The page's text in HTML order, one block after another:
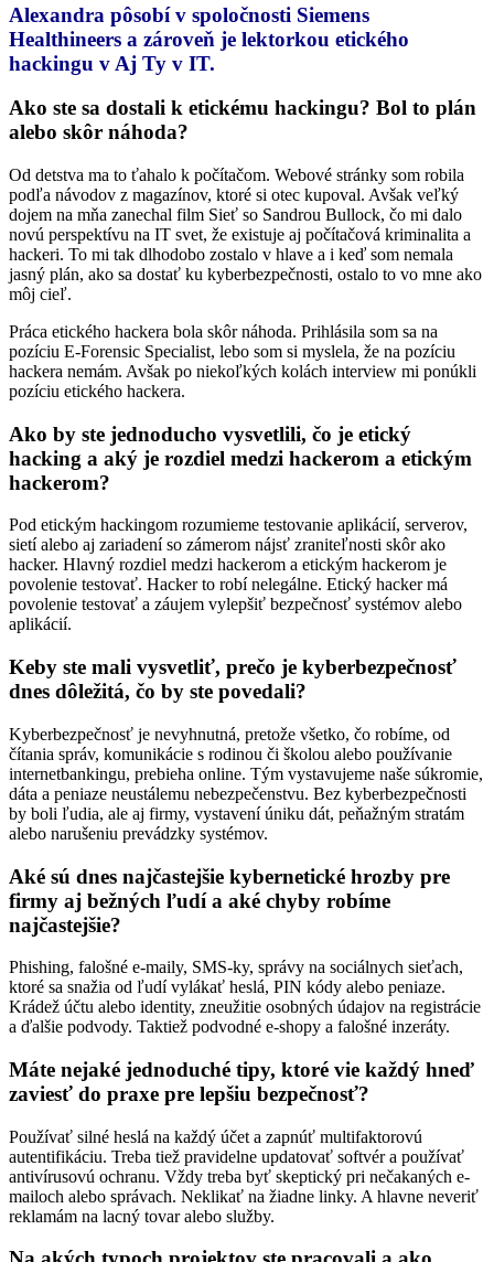
Alexandra pôsobí v spoločnosti Siemens
Healthineers a zároveň je lektorkou etického
hackingu v Aj Ty v IT.
Ako ste sa dostali k etickému hackingu? Bol to plán
alebo skôr náhoda?
Od detstva ma to ťahalo k počítačom. Webové stránky som robila
podľa návodov z magazínov, ktoré si otec kupoval. Avšak veľký
dojem na mňa zanechal film Sieť so Sandrou Bullock, čo mi dalo
novú perspektívu na IT svet, že existuje aj počítačová kriminalita a
hackeri. To mi tak dlhodobo zostalo v hlave a i keď som nemala
jasný plán, ako sa dostať ku kyberbezpečnosti, ostalo to vo mne ako
môj cieľ.
Práca etického hackera bola skôr náhoda. Prihlásila som sa na
pozíciu E-Forensic Specialist, lebo som si myslela, že na pozíciu
hackera nemám. Avšak po niekoľkých kolách interview mi ponúkli
pozíciu etického hackera.
Ako by ste jednoducho vysvetlili, čo je etický
hacking a aký je rozdiel medzi hackerom a etickým
hackerom?
Pod etickým hackingom rozumieme testovanie aplikácií, serverov,
sietí alebo aj zariadení so zámerom nájsť zraniteľnosti skôr ako
hacker. Hlavný rozdiel medzi hackerom a etickým hackerom je
povolenie testovať. Hacker to robí nelegálne. Etický hacker má
povolenie testovať a záujem vylepšiť bezpečnosť systémov alebo
aplikácií.
Keby ste mali vysvetliť, prečo je kyberbezpečnosť
dnes dôležitá, čo by ste povedali?
Kyberbezpečnosť je nevyhnutná, pretože všetko, čo robíme, od
čítania správ, komunikácie s rodinou či školou alebo používanie
internetbankingu, prebieha online. Tým vystavujeme naše súkromie,
dáta a peniaze neustálemu nebezpečenstvu. Bez kyberbezpečnosti
by boli ľudia, ale aj firmy, vystavení úniku dát, peňažným stratám
alebo narušeniu prevádzky systémov.
Aké sú dnes najčastejšie kybernetické hrozby pre
firmy aj bežných ľudí a aké chyby robíme
najčastejšie?
Phishing, falošné e-maily, SMS-ky, správy na sociálnych sieťach,
ktoré sa snažia od ľudí vylákať heslá, PIN kódy alebo peniaze.
Krádež účtu alebo identity, zneužitie osobných údajov na registrácie
a ďalšie podvody. Taktiež podvodné e-shopy a falošné inzeráty.
Máte nejaké jednoduché tipy, ktoré vie každý hneď
zaviesť do praxe pre lepšiu bezpečnosť?
Používať silné heslá na každý účet a zapnúť multifaktorovú
autentifikáciu. Treba tiež pravidelne updatovať softvér a používať
antivírusovú ochranu. Vždy treba byť skeptický pri nečakaných e-
mailoch alebo správach. Neklikať na žiadne linky. A hlavne neveriť
reklamám na lacný tovar alebo služby.